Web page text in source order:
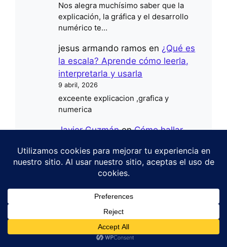
Nos alegra muchísimo saber que la
explicación, la gráfica y el desarrollo
numérico te…
jesus armando ramos en ¿Qué es
la escala? Aprende cómo leerla,
interpretarla y usarla
9 abril, 2026
exceente explicacion ,grafica y
numerica
Javier GuzmánenCómo hallar
trigonométricas paso a paso (3
métodos fáciles)
21 febrero, 2026
Muchas gracias por tu comentario. Me
respuestas te ayudaron a identificar y